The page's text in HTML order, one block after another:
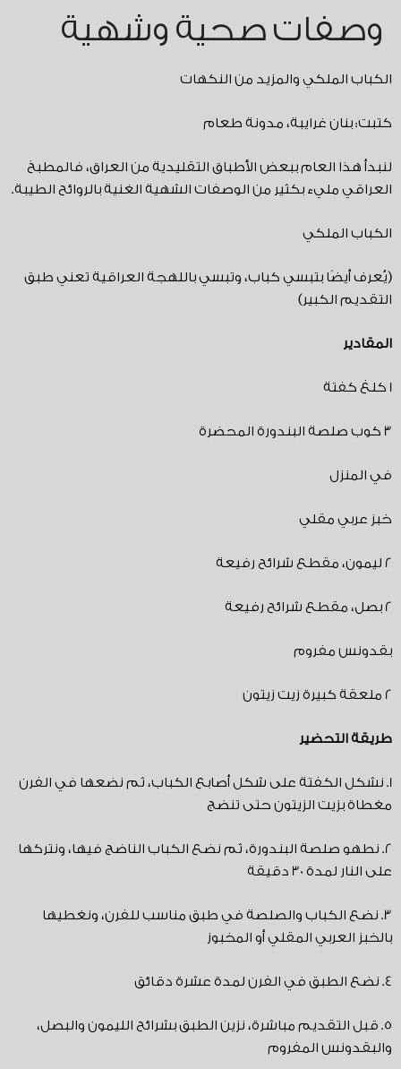
وصفات صحية وشهية
الكباب الملكي والمزيد من النكهات
كتبت:بنان غرايبة، مدونة طعام
لنبدأ هذا العام ببعض الأطباق التقليدية من العراق، فالمطبخ
العراقي مليء بكثير من الوصفات الشهية الغنية بالروائح الطيبة.
الكباب الملكي
(يُعرف أيضًا بتبسي كباب، وتبسي باللهجة العراقية تعني طبق
التقديم الكبير)
المقادير
1 كلغ كفتة
3 كوب صلصة البندورة المحضرة
في المنزل
خبز عربي مقلي
2 ليمون، مقطع شرائح رفيعة
2 بصل، مقطع شرائح رفيعة
بقدونس مفروم
2 ملعقة كبيرة زيت زيتون
طريقةالتحضير
1. نشكل الكفتة على شكل أصابع الكباب، ثم نضعها في الفرن
مغطاة بزيت الزيتون حتى تنضج
2. نطهو صلصة البندورة، ثم نضع الكباب الناضج فيها، ونتركها
على النار لمدة
دقيقة
3. نضع الكباب والصلصة في طبق مناسب للفرن، ونغطيها
بالخبز العربي المقلي أو المخبوز
4. نضع الطبق في الفرن لمدة عشرة دقائق
5. قبل التقديم مباشرة، نزين الطبق بشرائح الليمون والبصل،
والبقدونس المفروم